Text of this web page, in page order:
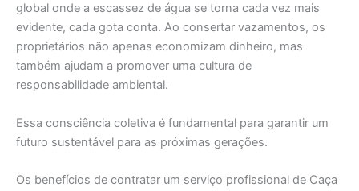
global onde a escassez de água se torna cada vez mais
evidente, cada gota conta. Ao consertar vazamentos, os
proprietários não apenas economizam dinheiro, mas
também ajudam a promover uma cultura de
responsabilidade ambiental.
Essa consciência coletiva é fundamental para garantir um
futuro sustentável para as próximas gerações.
Os benefícios de contratar um serviço profissional de Caça